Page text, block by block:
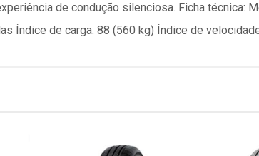
de condução silenciosa. Ficha técnica:
Índice de carga: 88 (560 kg) Índice de